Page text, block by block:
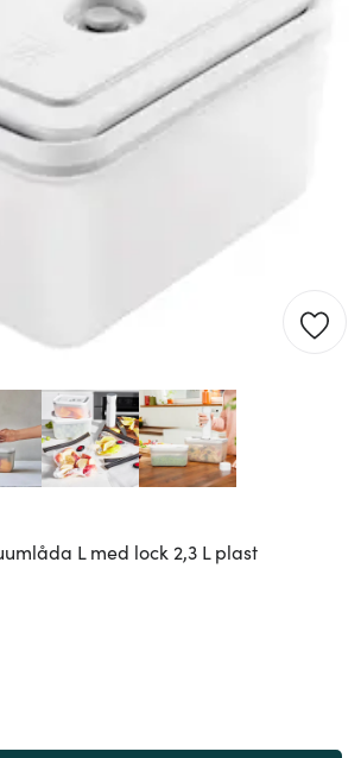
L med lock 2,3 L plast